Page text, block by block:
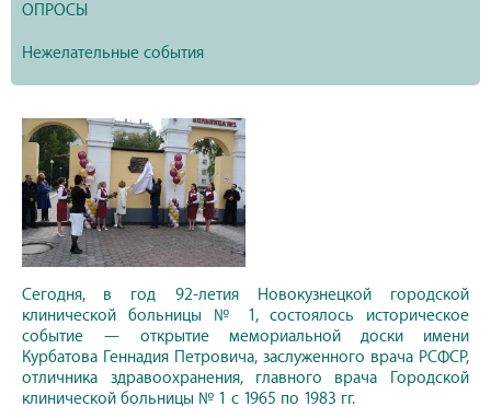
ОПРОСЫ
Нежелательные события
Сегодня, в год 92-летия Новокузнецкой городской
клинической больницы № 1, состоялось историческое
событие — открытие мемориальной доски имени
Курбатова Геннадия Петровича, заслуженного врача РСФСР,
отличника здравоохранения, главного врача Городской
клинической больницы № 1 с 1965 по 1983 гг.